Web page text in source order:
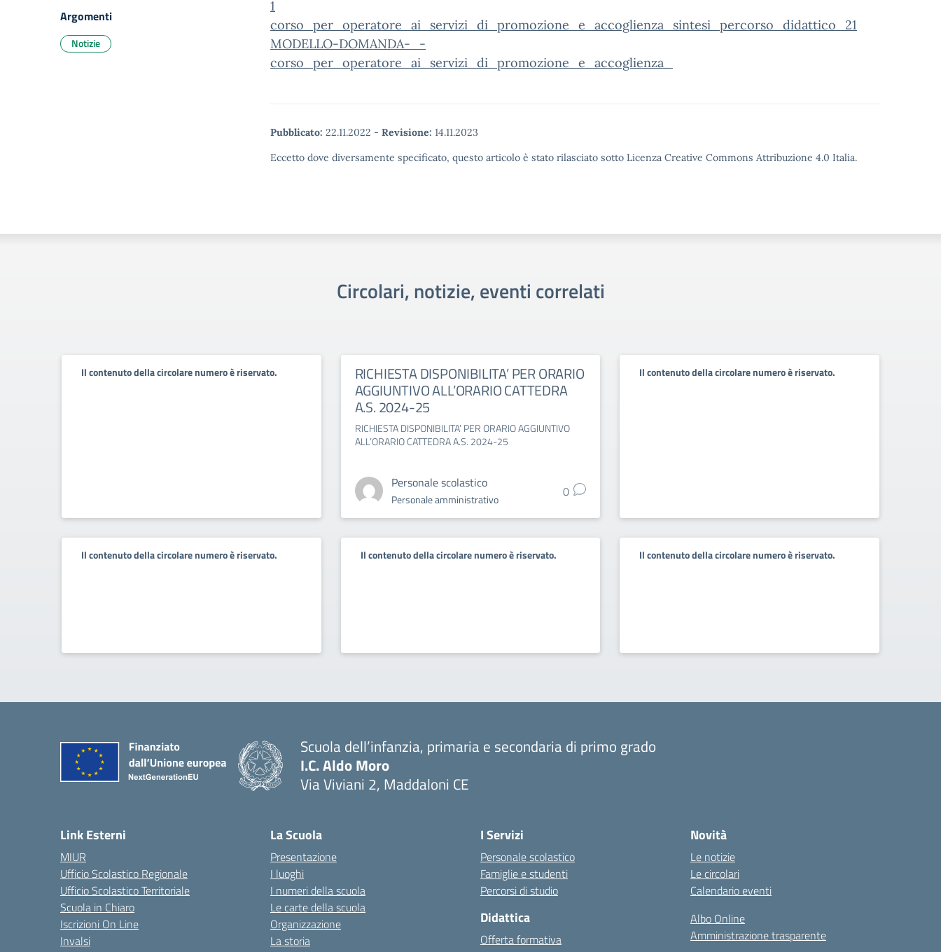
1
corso_per_operatore_ai_servizi_di_promozione_e_accoglienza_sintesi_percorso_didattico_21
MODELLO-DOMANDA-_-
corso_per_operatore_ai_servizi_di_promozione_e_accoglienza_
Pubblicato: 22.11.2022 - Revisione: 14.11.2023
Eccetto dove diversamente specificato, questo articolo è stato rilasciato sotto Licenza Creative Commons Attribuzione 4.0 Italia.
Argomenti
Notizie
Circolari, notizie, eventi correlati
Il contenuto della circolare numero è riservato. RICHIESTA DISPONIBILITA’ PER ORARIO
AGGIUNTIVO ALL’ORARIO CATTEDRA
A.S. 2024-25
RICHIESTA DISPONIBILITA’ PER ORARIO AGGIUNTIVO
ALL’ORARIO CATTEDRA A.S. 2024-25
Personale scolastico
Personale amministrativo 0
Il contenuto della circolare numero è riservato.
Il contenuto della circolare numero è riservato. Il contenuto della circolare numero è riservato. Il contenuto della circolare numero è riservato.
Scuola dell’infanzia, primaria e secondaria di primo grado
I.C. Aldo Moro
Via Viviani 2, Maddaloni CE
Link Esterni
MIUR
Ufficio Scolastico Regionale
Ufficio Scolastico Territoriale
Scuola in Chiaro
Iscrizioni On Line
Invalsi
La Scuola
Presentazione
I luoghi
I numeri della scuola
Le carte della scuola
Organizzazione
La storia
I Servizi
Personale scolastico
Famiglie e studenti
Percorsi di studio
Didattica
Offerta formativa
Novità
Le notizie
Le circolari
Calendario eventi
Albo Online
Amministrazione trasparente